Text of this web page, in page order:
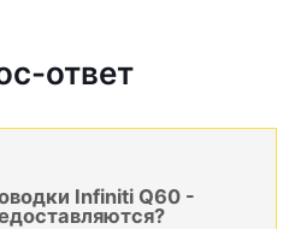
ответ
Infiniti Q60 -